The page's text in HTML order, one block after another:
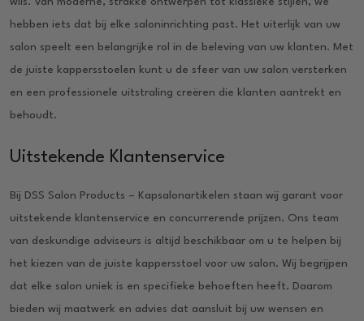
hebben iets dat bij elke saloninrichting past. Het uiterlijk van uw
salon speelt een belangrijke rol in de beleving van uw klanten. Met
de juiste kappersstoelen kunt u de sfeer van uw salon versterken
en een professionele uitstraling creëren die klanten aantrekt en
behoudt.
Uitstekende Klantenservice
Bij DSS Salon Products – Kapsalonartikelen staan wij garant voor
uitstekende klantenservice en concurrerende prijzen. Ons team
van deskundige adviseurs is altijd beschikbaar om u te helpen bij
het kiezen van de juiste kappersstoel voor uw salon. Wij begrijpen
dat elke salon uniek is en specifieke behoeften heeft. Daarom
bieden wij maatwerk en advies dat aansluit bij uw wensen en